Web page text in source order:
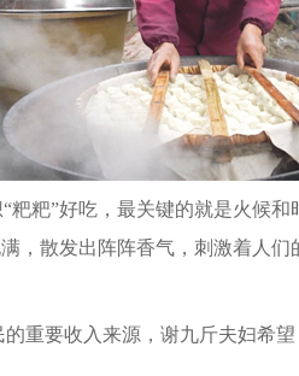
粑粑”好吃，最关键的就是火候
，散发出阵阵香气，刺激着人
重要收入来源，谢九斤夫妇希